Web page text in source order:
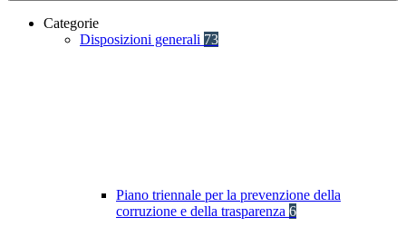
Categorie
Disposizioni generali 73
Piano triennale per la prevenzione della
corruzione e della trasparenza 6